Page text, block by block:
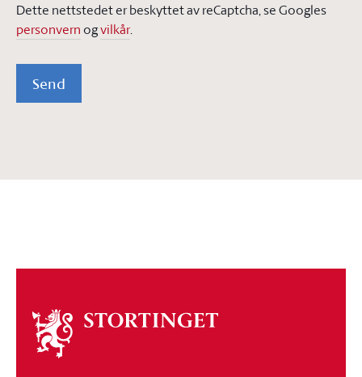
Dette nettstedet er beskyttet av reCaptcha, se Googles
personvern ogvilkår.
Send
Om
stortinget